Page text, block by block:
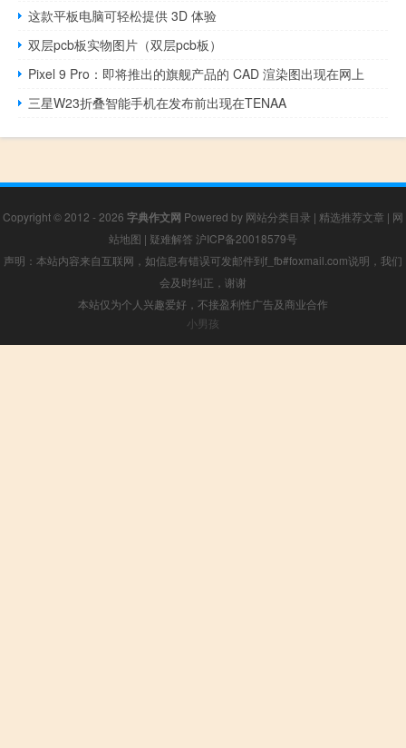
这款平板电脑可轻松提供 3D 体验
双层pcb板实物图片（双层pcb板）
Pixel 9 Pro：即将推出的旗舰产品的 CAD 渲染图出现在网上
三星W23折叠智能手机在发布前出现在TENAA
Copyright © 2012 - 2026 字典作文网 Powered by 网站分类目录 | 精选推荐文章 | 网
站地图 | 疑难解答 沪ICP备20018579号
声明：本站内容来自互联网，如信息有错误可发邮件到f_fb#foxmail.com说明，我们
会及时纠正，谢谢
本站仅为个人兴趣爱好，不接盈利性广告及商业合作
小男孩